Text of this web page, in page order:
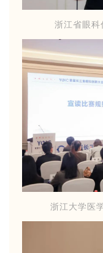
浙江省眼科
浙江大学医